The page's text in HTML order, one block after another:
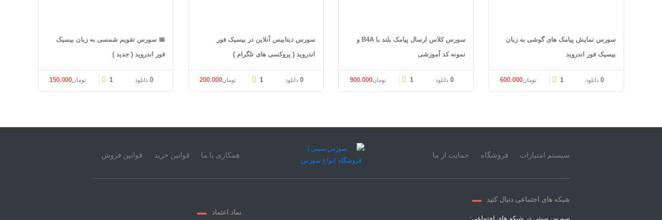
سورس نمایش پیامک های گوشی به زبان
بیسیک فور اندروید
0 دانلود 1 تومان600.000
سورس کلاس ارسال پیامک بلند با B4A و
نمونه کد آموزشی
0 دانلود 1 قیمت اصلی: تومان1.200.000 بود.
تومان900.000قیمت فعلی: تومان900.000.
سورس دیتابیس آنلاین در بیسیک فور
اندروید ( پروکسی های تلگرام )
0 دانلود 1 تومان200.000
📅 سورس تقویم شمسی به زبان بیسیک
فور اندروید ( جدید )
0 دانلود 1 تومان150.000
سیستم امتیازات فروشگاه حمایت از ما همکاری با ما قوانین خرید قوانین فروش
شبکه های اجتماعی دنبال کنید
سورس سیتی در شبکه های اجتماعی:
نماد اعتماد